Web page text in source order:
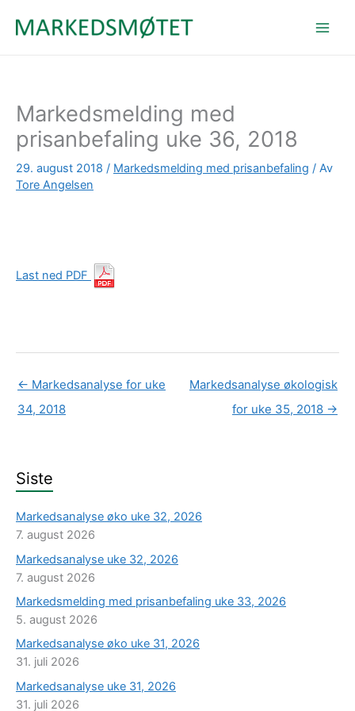
Markedsmelding med
prisanbefaling uke 36, 2018
29. august 2018 / Markedsmelding med prisanbefaling / Av
Tore Angelsen
Last ned PDF
← Markedsanalyse for uke
34, 2018
Markedsanalyse økologisk
for uke 35, 2018 →
Siste
Markedsanalyse øko uke 32, 2026
7. august 2026
Markedsanalyse uke 32, 2026
7. august 2026
Markedsmelding med prisanbefaling uke 33, 2026
5. august 2026
Markedsanalyse øko uke 31, 2026
31. juli 2026
Markedsanalyse uke 31, 2026
31. juli 2026